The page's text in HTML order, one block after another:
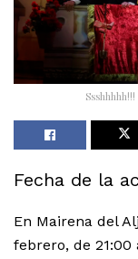
Fecha de la
En Mairena del
febrero, de